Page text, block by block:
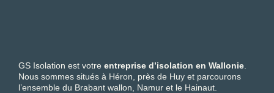
GS Isolation est votre entreprise d’isolation en Wallonie
Nous sommes situés à Héron, près de Huy et parcourons
l’ensemble du Brabant wallon, Namur et le Hainaut.